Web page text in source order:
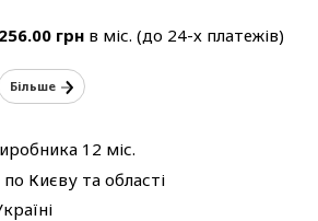
256.00грнв міс. (до 24-х платежів)
Більше
12 міс.
Києву та області